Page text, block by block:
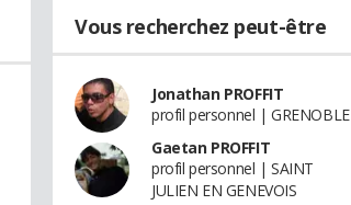
Vous recherchez peut-être
Jonathan PROFFIT
profil personnel | GRENOBLE
Gaetan PROFFIT
profil personnel | SAINT
JULIEN EN GENEVOIS